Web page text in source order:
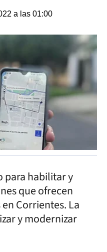
a las 01:00
para habilitar y
que ofrecen
Corrientes. La
y modernizar